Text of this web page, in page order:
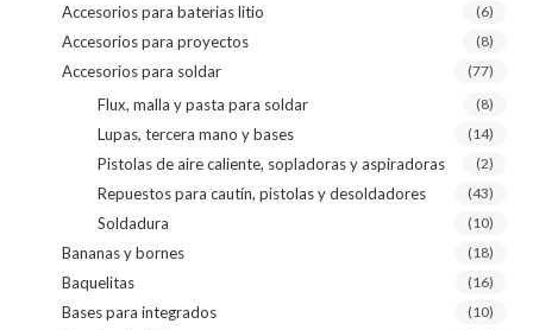
Accesorios para baterias litio (6)
Accesorios para proyectos (8)
Accesorios para soldar (77)
Flux, malla y pasta para soldar (8)
Lupas, tercera mano y bases (14)
Pistolas de aire caliente, sopladoras y aspiradoras (2)
Repuestos para cautín, pistolas y desoldadores (43)
Soldadura (10)
Bananas y bornes (18)
Baquelitas (16)
Bases para integrados (10)